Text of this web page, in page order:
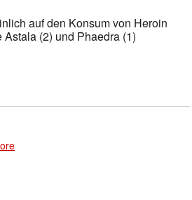
auf den Konsum von Heroin
(2) und Phaedra (1)